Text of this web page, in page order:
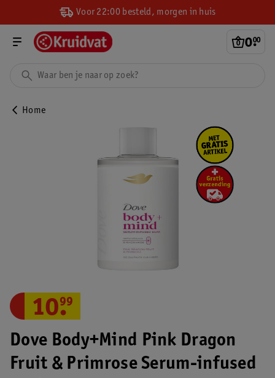
Voor 22:00 besteld, morgen in huis
0.
00
Home
Dove Body+Mind Pink Dragon
Fruit & Primrose Serum-infused
10.
99